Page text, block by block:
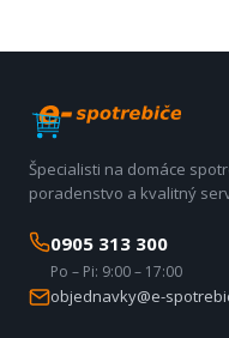
Špecialisti na domáce
poradenstvo a kvalitný
0905 313 300
Po – Pi: 9:00 – 17:00
objednavky@e-